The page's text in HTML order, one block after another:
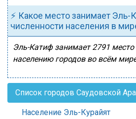
⚡ Какое место занимает Эль-
численности населения в
Эль-Катиф занимает 2791 место
населению городов во всём
Список городов Саудовской
Население Эль-Курайят